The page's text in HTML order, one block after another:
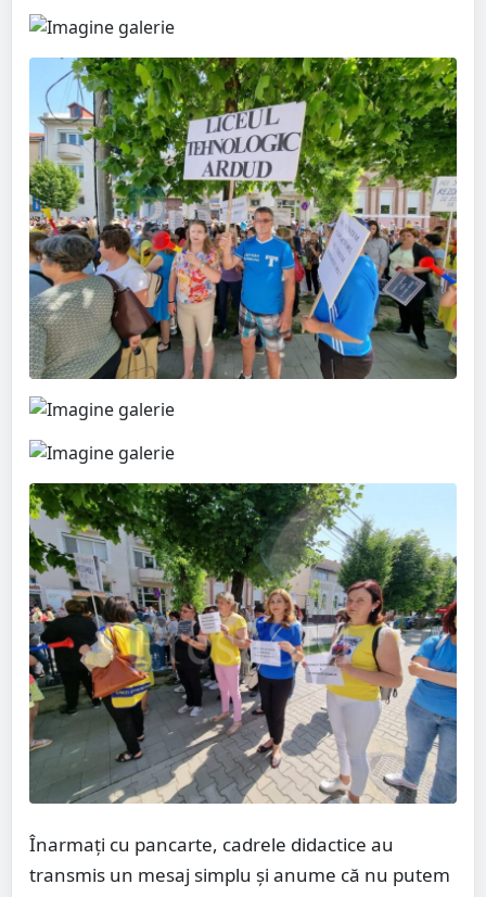
Înarmați cu pancarte, cadrele didactice au
transmis un mesaj simplu și anume că nu putem